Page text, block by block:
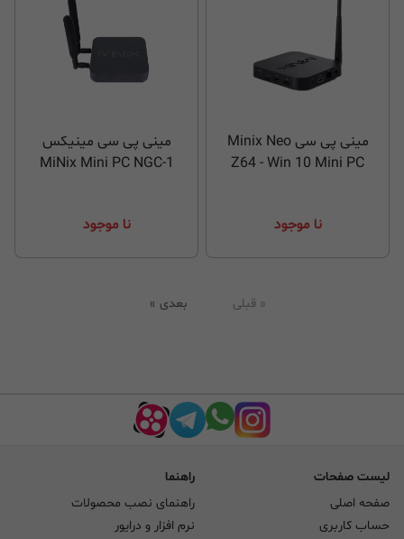
مینی پی سی Minix Neo
Z64 - Win 10 Mini PC
نا موجود
مینی پی سی مینیکس
MiNix Mini PC NGC-1
نا موجود
« قبلی بعدی »
لیست صفحات
صفحه اصلی
حساب کاربری
راهنما
راهنمای نصب محصولات
نرم افزار و درایور